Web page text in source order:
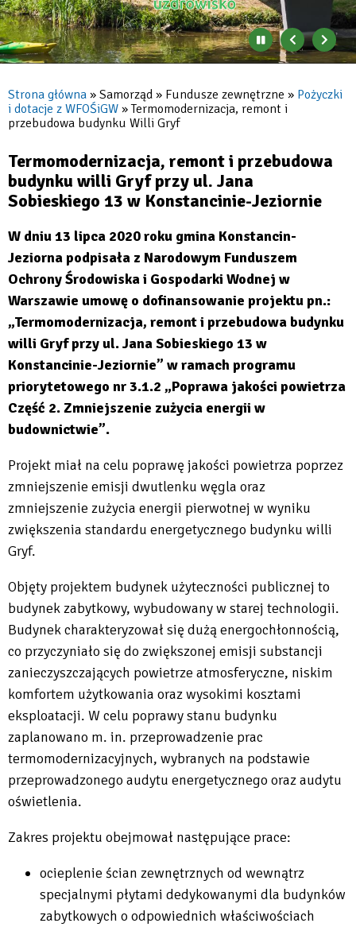
w
Konstancinie-
Konstancin-
Jeziorna
Zatrzymaj
automatyczne
się
banerów
Poprzedni
bannerbaner
Ścieżka
nawigacyjna
Strona główna Samorząd Fundusze zewnętrzne
Pożyczki
i dotacje z WFOŚiGW
Termomodernizacja, remont i
przebudowa budynku Willi Gryf
Termomodernizacja, remont i przebudowa
budynku willi Gryf przy ul. Jana
Sobieskiego 13 w Konstancinie-Jeziornie
W dniu 13 lipca 2020 roku gmina Konstancin-
Jeziorna podpisała z Narodowym Funduszem
Ochrony Środowiska i Gospodarki Wodnej w
Warszawie umowę o dofinansowanie projektu pn.:
„Termomodernizacja, remont i przebudowa budynku
willi Gryf przy ul. Jana Sobieskiego 13 w
Konstancinie-Jeziornie” w ramach programu
priorytetowego nr 3.1.2 „Poprawa jakości powietrza
Część 2. Zmniejszenie zużycia energii w
budownictwie”.
Projekt miał na celu poprawę jakości powietrza poprzez
zmniejszenie emisji dwutlenku węgla oraz
zmniejszenie zużycia energii pierwotnej w wyniku
zwiększenia standardu energetycznego budynku willi
Gryf.
Objęty projektem budynek użyteczności publicznej to
budynek zabytkowy, wybudowany w starej technologii.
Budynek charakteryzował się dużą energochłonnością,
co przyczyniało się do zwiększonej emisji substancji
zanieczyszczających powietrze atmosferyczne, niskim
komfortem użytkowania oraz wysokimi kosztami
eksploatacji. W celu poprawy stanu budynku
zaplanowano m. in. przeprowadzenie prac
termomodernizacyjnych, wybranych na podstawie
przeprowadzonego audytu energetycznego oraz audytu
oświetlenia.
Zakres projektu obejmował następujące prace:
ocieplenie ścian zewnętrznych od wewnątrz
specjalnymi płytami dedykowanymi dla budynków
zabytkowych o odpowiednich właściwościach